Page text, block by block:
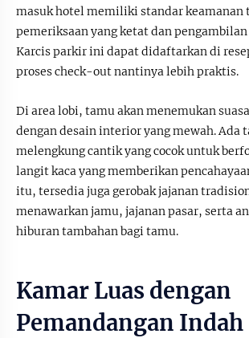
masuk hotel memiliki standar keamanan
pemeriksaan yang ketat dan
Karcis parkir ini dapat didaftarkan di
proses check-out nantinya lebih praktis.
Di area lobi, tamu akan menemukan
dengan desain interior yang mewah. Ada
melengkung cantik yang cocok untuk
langit kaca yang memberikan
itu, tersedia juga gerobak jajanan
menawarkan jamu, jajanan pasar, serta
hiburan tambahan bagi tamu.
Kamar Luas dengan
Pemandangan Indah